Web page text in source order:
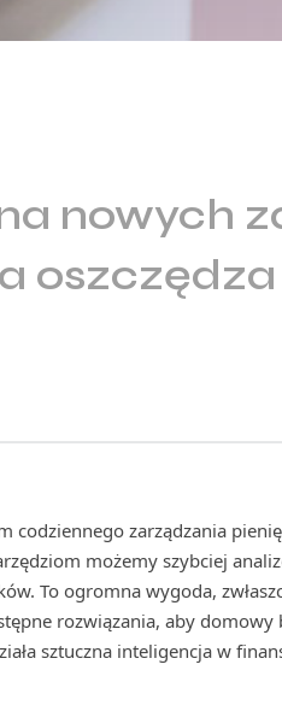
nowych
codziennego zarządzania
możemy szybciej
To ogromna wygoda,
rozwiązania, aby
sztuczna inteligencja w